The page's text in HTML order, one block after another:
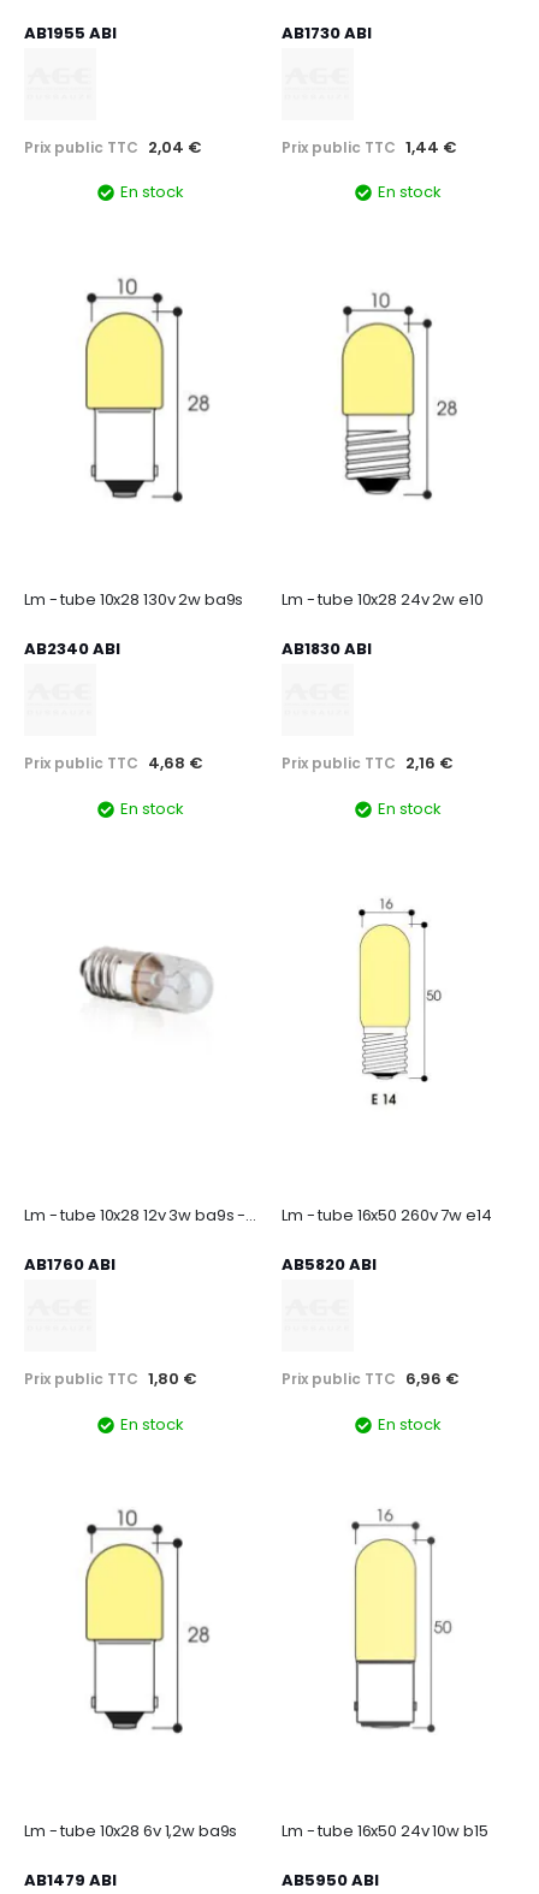
AB1955 ABI
Prix public TTC 2,04 €
En stock
AB1730 ABI
Prix public TTC 1,44 €
En stock
Lm - tube 10x28 130v 2w ba9s
AB2340 ABI
Prix public TTC 4,68 €
En stock
Lm - tube 10x28 24v 2w e10
AB1830 ABI
Prix public TTC 2,16 €
En stock
Lm - tube 10x28 12v 3w ba9s - par 10pcs****
AB1760 ABI
Prix public TTC 1,80 €
En stock
Lm - tube 16x50 260v 7w e14
AB5820 ABI
Prix public TTC 6,96 €
En stock
Lm - tube 10x28 6v 1,2w ba9s
AB1479 ABI
Lm - tube 16x50 24v 10w b15
AB5950 ABI